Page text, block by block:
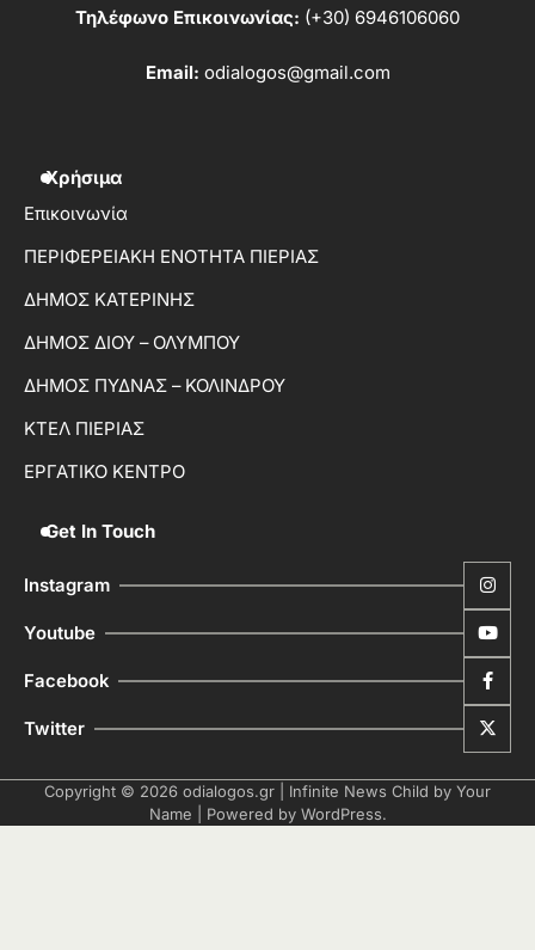
Τηλέφωνο Επικοινωνίας: (+30) 6946106060
Email: odialogos@gmail.com
Χρήσιμα
Επικοινωνία
ΠΕΡΙΦΕΡΕΙΑΚΗ ΕΝΟΤΗΤΑ ΠΙΕΡΙΑΣ
ΔΗΜΟΣ ΚΑΤΕΡΙΝΗΣ
ΔΗΜΟΣ ΔΙΟΥ – ΟΛΥΜΠΟΥ
ΔΗΜΟΣ ΠΥΔΝΑΣ – ΚΟΛΙΝΔΡΟΥ
ΚΤΕΛ ΠΙΕΡΙΑΣ
ΕΡΓΑΤΙΚΟ ΚΕΝΤΡΟ
Get In Touch
Instagram
Youtube
Facebook
Twitter
Copyright © 2026 odialogos.gr | Infinite News Child by Your
Name | Powered by WordPress.